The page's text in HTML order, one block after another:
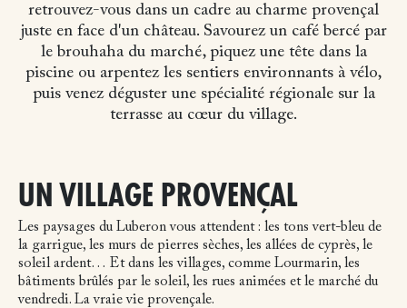
retrouvez-vous dans un cadre au charme provençal
juste en face d'un château. Savourez un café bercé par
le brouhaha du marché, piquez une tête dans la
piscine ou arpentez les sentiers environnants à vélo,
puis venez déguster une spécialité régionale sur la
terrasse au cœur du village.
UN VILLAGE PROVENÇAL
Les paysages du Luberon vous attendent : les tons vert-bleu de
la garrigue, les murs de pierres sèches, les allées de cyprès, le
soleil ardent… Et dans les villages, comme Lourmarin, les
bâtiments brûlés par le soleil, les rues animées et le marché du
vendredi. La vraie vie provençale.